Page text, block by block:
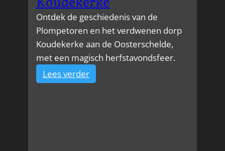
Ontdek de geschiedenis van de
Plompetoren en het verdwenen dorp
Koudekerke aan de Oosterschelde,
met een magisch herfstavondsfeer.
Lees verder:
Plompetoren